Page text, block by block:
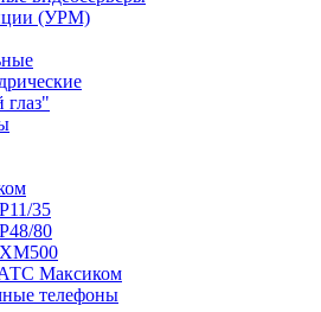
(УРМ)
35
80
Максиком
телефоны